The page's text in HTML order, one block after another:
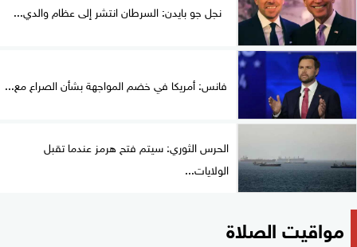
نجل جو بايدن: السرطان انتشر إلى عظام والدي...
فانس: أمريكا في خضم المواجهة بشأن الصراع مع...
الحرس الثوري: سيتم فتح هرمز عندما تقبل
الولايات...
مواقيت الصلاة